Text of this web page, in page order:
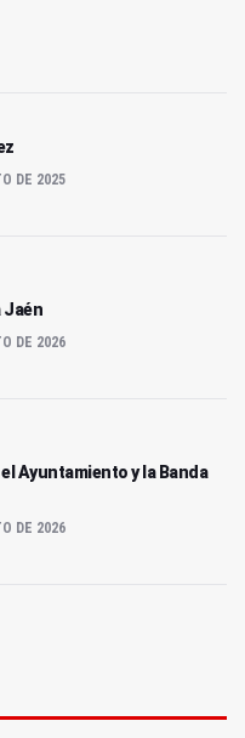
DE 2025
Jaén
DE 2026
Ayuntamiento y la Banda
DE 2026